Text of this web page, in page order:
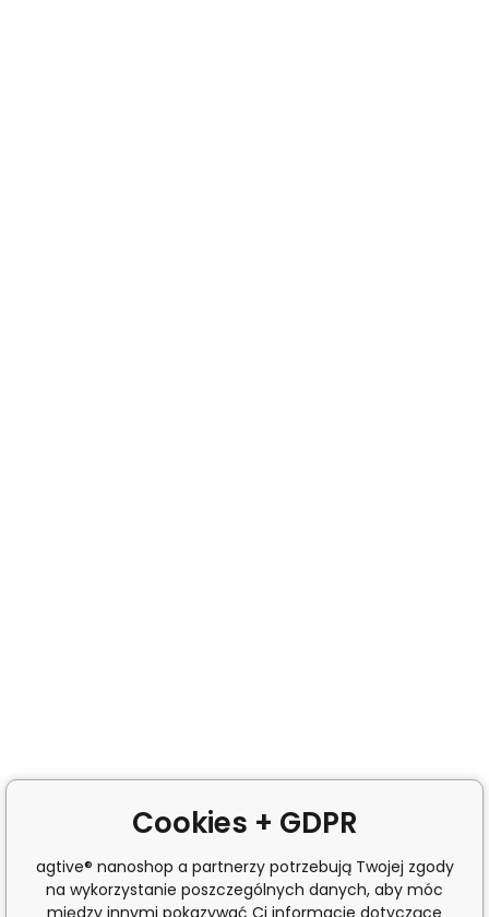
Cookies + GDPR
agtive® nanoshop a partnerzy potrzebują Twojej zgody
na wykorzystanie poszczególnych danych, aby móc
między innymi pokazywać Ci informacje dotyczące